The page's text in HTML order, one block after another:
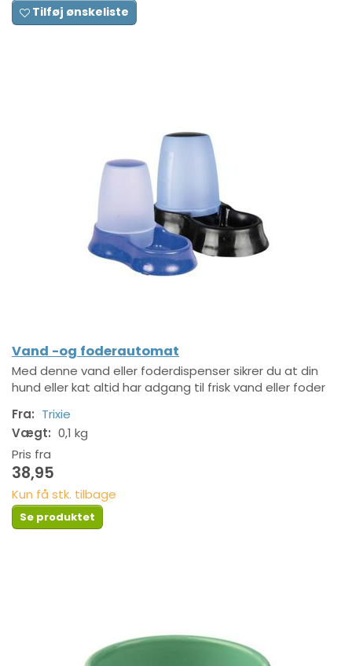
Tilføj ønskeliste
Vand -og foderautomat
Med denne vand eller foderdispenser sikrer du at din
hund eller kat altid har adgang til frisk vand eller foder
Fra: Trixie
Vægt: 0,1 kg
Pris fra
38,95
Kun få stk. tilbage
Se produktet